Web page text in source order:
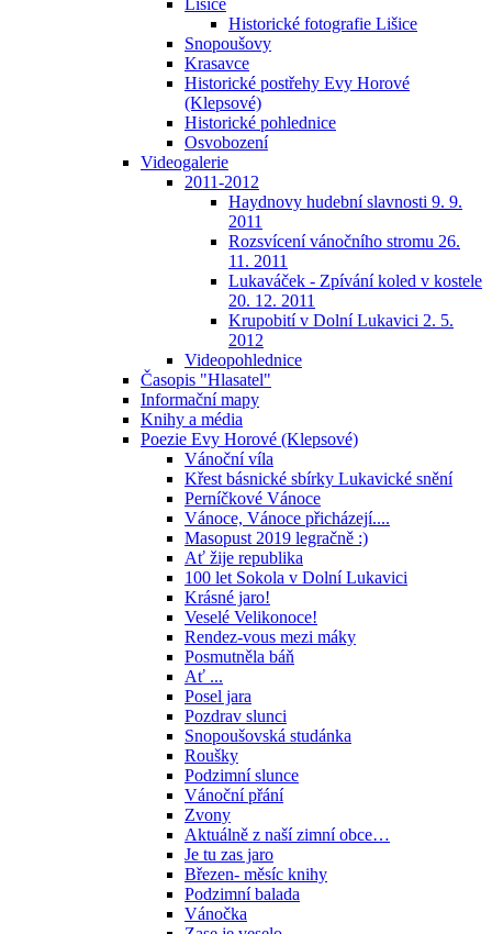
Lišice
Historické fotografie Lišice
Snopoušovy
Krasavce
Historické postřehy Evy Horové
(Klepsové)
Historické pohlednice
Osvobození
Videogalerie
2011-2012
Haydnovy hudební slavnosti 9. 9.
2011
Rozsvícení vánočního stromu 26.
11. 2011
Lukaváček - Zpívání koled v kostele
20. 12. 2011
Krupobití v Dolní Lukavici 2. 5.
2012
Videopohlednice
Časopis "Hlasatel"
Informační mapy
Knihy a média
Poezie Evy Horové (Klepsové)
Vánoční víla
Křest básnické sbírky Lukavické snění
Perníčkové Vánoce
Vánoce, Vánoce přicházejí....
Masopust 2019 legračně :)
Ať žije republika
100 let Sokola v Dolní Lukavici
Krásné jaro!
Veselé Velikonoce!
Rendez-vous mezi máky
Posmutněla báň
Ať ...
Posel jara
Pozdrav slunci
Snopoušovská studánka
Roušky
Podzimní slunce
Vánoční přání
Zvony
Aktuálně z naší zimní obce…
Je tu zas jaro
Březen- měsíc knihy
Podzimní balada
Vánočka